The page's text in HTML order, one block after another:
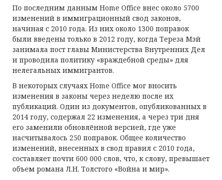
По последним данным Home Office внес около 5700
изменений в иммиграционный свод законов,
начиная с 2010 года. Из них около 1300 поправок
были введены только в 2012 году, когда Тереза Мэй
занимала пост главы Министерства Внутренних Дел
и проводила политику «враждебной среды» для
нелегальных иммигрантов.
В некоторых случаях Home Office мог вносить
изменения в законы через неделю после их
публикаций. Один из документов, опубликованных в
2014 году, содержал 22 изменения, а через три дня
его заменили обновлённой версией, где уже
насчитывалось 250 поправок. Общее количество
изменений, внесенных в свод правил с 2010 года,
составляет почти 600 000 слов, что, к слову, превышает
объем романа Л.Н. Толстого «Война и мир».